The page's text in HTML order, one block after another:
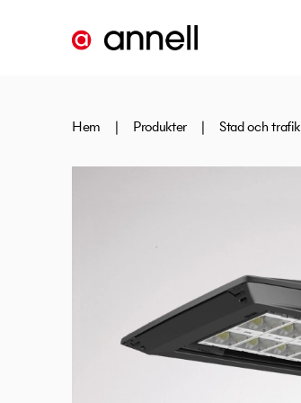
Hem | Produkter | Stad och trafik